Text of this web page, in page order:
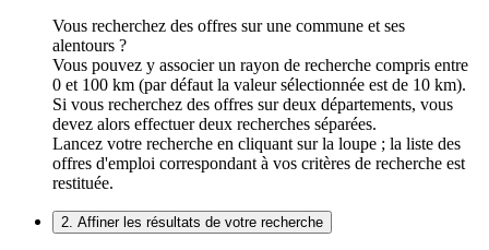
Vous recherchez des offres sur une commune et ses
alentours ?
Vous pouvez y associer un rayon de recherche compris entre
0 et 100 km (par défaut la valeur sélectionnée est de 10 km).
Si vous recherchez des offres sur deux départements, vous
devez alors effectuer deux recherches séparées.
Lancez votre recherche en cliquant sur la loupe ; la liste des
offres d'emploi correspondant à vos critères de recherche est
restituée.
2. Affiner les résultats de votre recherche